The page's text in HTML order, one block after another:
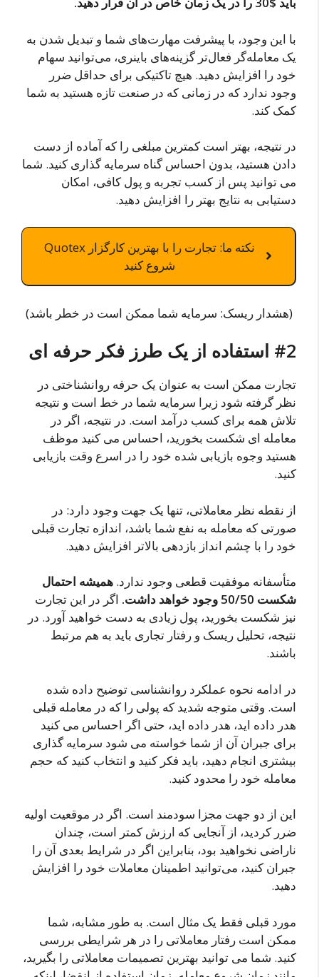
با این وجود، با پیشرفت مهارت‌های شما و تبدیل شدن به
یک معامله‌گر فعال‌تر گزینه‌های باینری، می‌توانید سهام
خود را افزایش دهید. هیچ تاکتیکی برای حداقل ضرر
وجود ندارد که در زمانی که در صنعت تازه هستید به شما
کمک کند.
در نتیجه، بهتر است کمترین مبلغی را که آماده از دست
دادن هستید، بدون احساس گناه سرمایه گذاری کنید. شما
می توانید پس از کسب تجربه و پول کافی، امکان
دستیابی به نتایج بهتر را افزایش دهید.
نکته ما: تجارت را با بهترین کارگزار Quotex
شروع کنید
(هشدار ریسک: سرمایه شما ممکن است در خطر باشد)
#2 استفاده از یک طرز فکر حرفه ای
تجارت ممکن است به عنوان یک حرفه روانشناختی در
نظر گرفته شود زیرا سرمایه شما در خط است و نتیجه
تلاش همه برای کسب درآمد است. در نتیجه، اگر در
معامله ای شکست بخورید، احساس می کنید موظف
هستید وجوه بازیابی شده خود را در اسرع وقت بازیابی
کنید.
از نقطه نظر معاملاتی، تنها یک جهت وجود دارد: در
صورتی که معامله به نفع شما باشد، اندازه تجارت قبلی
خود را با چشم انداز بازدهی بالاتر افزایش دهید.
متأسفانه موفقیت قطعی وجود ندارد. همیشه احتمال
شکست 50/50 وجود خواهد داشت.
اگر در این تجارت
نیز شکست بخورید، پول زیادی به دست خواهید آورد. در
نتیجه، تحلیل ریسک و رفتار تجاری باید به هم مرتبط
باشند.
در ادامه نحوه عملکرد روانشناسی توضیح داده شده
است. وقتی متوجه شدید که پولی را که در معامله قبلی
هدر داده اید، هدر داده اید، حتی اگر احساس می کنید
برای جبران آن از شما خواسته می شود سرمایه گذاری
بیشتری انجام دهید، باید فکر کنید و انتخاب کنید که حجم
معامله خود را محدود کنید.
این از دو جهت مجزا سودمند است. اگر در موقعیت اولیه
ضرر کردید، از آنجایی که ارزش کمتر است، چندان
ناراضی نخواهید بود، بنابراین اگر در شرایط بعدی آن را
جبران کنید، می‌توانید اطمینان معاملات خود را افزایش
دهید.
مورد قبلی فقط یک مثال است. به طور مشابه، شما
ممکن است رفتار معاملاتی را در هر شرایطی بررسی
کنید. شما می توانید بهترین تصمیمات معاملاتی را بگیرید،